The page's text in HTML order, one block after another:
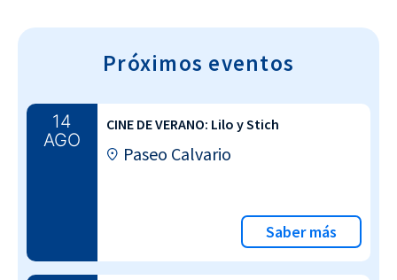
Próximos eventos
14
AGO
CINE DE VERANO: Lilo y Stich
Paseo Calvario
Saber más